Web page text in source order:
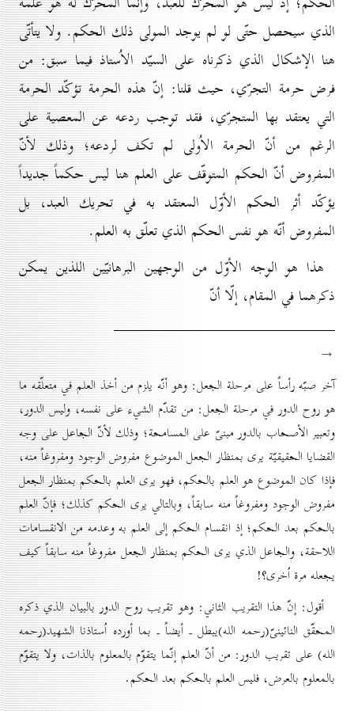
الذي سيحصل حتّى لو لم يوجد المولى ذلك الحكم. ولا يتأتّى
هنا الإشكال الذي ذكرناه على السيّد الاُستاذ فيما سبق: من
فرض حرمة التجرّي، حيث قلنا: إنّ هذه الحرمة تؤكّد الحرمة
التي يعتقد بها المتجرّي، فقد توجب ردعه عن المعصية على
الرغم من أنّ الحرمة الاُولى لم تكف لردعه؛ وذلك لأنّ
المفروض أنّ الحكم المتوقّف على العلم هنا ليس حكماً جديداً
يؤكّد أثر الحكم الأوّل المعتقد به في تحريك العبد، بل
المفروض أنّه هو نفس الحكم الذي تعلّق به العلم.
هذا هو الوجه الأوّل من الوجهين البرهانيّين اللذين يمكن
ذكرهما في المقام، إلّا أنّ
→
آخر صبّه رأساً على مرحلة الجعل: وهو أنّه يلزم من أخذ العلم في متعلّقه ما
هو روح الدور في مرحلة الجعل: من تقدّم الشيء على نفسه، وليس الدور،
وتعبير الأصحاب بالدور مبنىّ على المسامحة؛ وذلك لأنّ الجاعل على وجه
القضايا الحقيقيّة يرى بمنظار الجعل الموضوع مفروض الوجود ومفروغاً منه،
فإذا كان الموضوع هو العلم بالحكم، فهو يرى العلم بالحكم بمنظار الجعل
مفروض الوجود ومفروغاً منه سابقاً، وبالتالي يرى الحكم كذلك؛ فإنّ العلم
بالحكم بعد الحكم؛ إذ انقسام الحكم إلى العلم به وعدمه من الانقسامات
اللاحقة، والجاعل الذي يرى الحكم بمنظار الجعل مفروغاً منه سابقاً كيف
يجعله مرة اُخرى؟!
أقول: إنّ هذا التقريب الثاني: وهو تقريب روح الدور بالبيان الذي ذكره
المحقّق النائينىّ(رحمه الله)يبطل ـ أيضاً ـ بما أورده اُستاذنا الشهيد(رحمه
الله) على تقريب الدور: من أنّ العلم إنّما يتقوّم بالمعلوم بالذات، ولا يتقوّم
بالمعلوم بالعرض، فليس العلم بالحكم بعد الحكم.